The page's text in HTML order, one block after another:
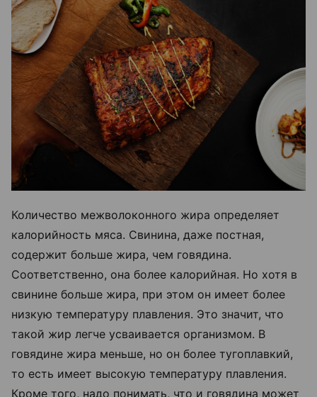
Количество межволоконного жира определяет
калорийность мяса. Свинина, даже постная,
содержит больше жира, чем говядина.
Соответственно, она более калорийная. Но хотя в
свинине больше жира, при этом он имеет более
низкую температуру плавления. Это значит, что
такой жир легче усваивается организмом. В
говядине жира меньше, но он более тугоплавкий,
то есть имеет высокую температуру плавления.
Кроме того, надо понимать, что и говядина может